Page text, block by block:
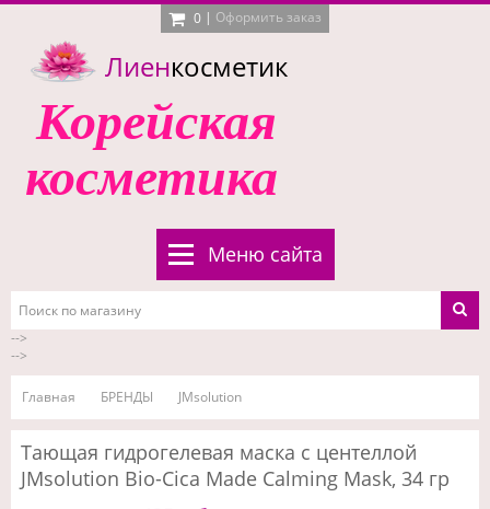
0 | Оформить заказ
Лиенкосметик
Корейская
косметика
Меню сайта
-->
-->
Главная БРЕНДЫ JMsolution
Тающая гидрогелевая маска с центеллой
JMsolution Bio-Cica Made Calming Mask, 34 гр